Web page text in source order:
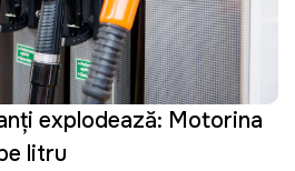
explodează: Motorina
litru